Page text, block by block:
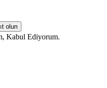
olun
Kabul Ediyorum.